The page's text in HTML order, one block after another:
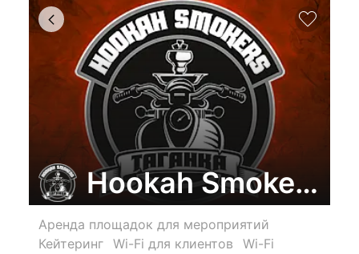
Hookah Smokers
Аренда площадок для мероприятий
Кейтеринг Wi-Fi для клиентов
Wi-Fi